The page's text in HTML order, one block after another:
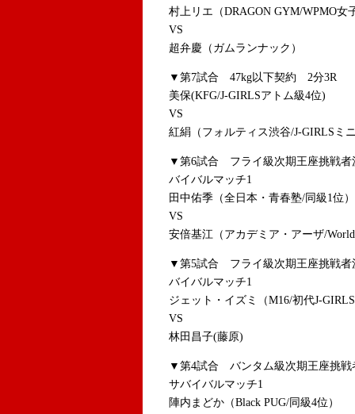
村上リエ（DRAGON GYM/WPMO女
VS
超弁慶（ガムランナック）
▼第7試合 47kg以下契約 2分3R
美保(KFG/J-GIRLSアトム級4位)
VS
紅絹（フォルティス渋谷/J-GIRLSミ
▼第6試合 フライ級次期王座挑戦
バイバルマッチ1
田中佑季（全日本・青春塾/同級1位）
VS
安倍基江（アカデミア・アーザ/World
▼第5試合 フライ級次期王座挑戦
バイバルマッチ1
ジェット・イズミ（M16/初代J-
VS
林田昌子(藤原)
▼第4試合 バンタム級次期王座挑
サバイバルマッチ1
陣内まどか（Black PUG/同級4位）